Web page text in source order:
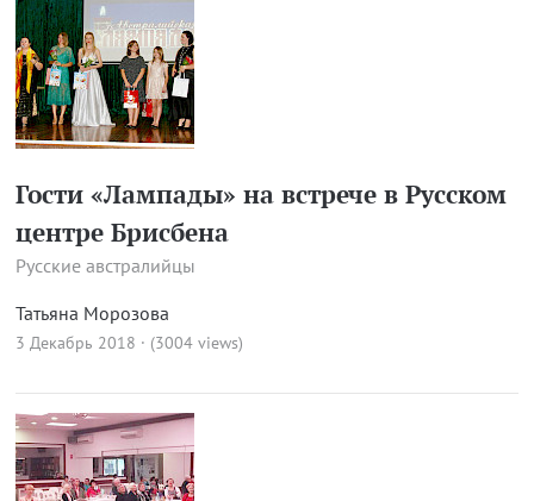
Гости «Лампады» на встрече в Русском
центре Брисбена
Русские австралийцы
Татьяна Морозова
3 Декабрь 2018 · (3004 views)